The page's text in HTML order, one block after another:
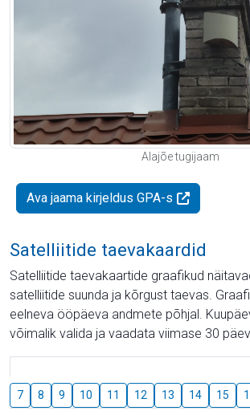
Alajõe tugijaam
Ava jaama kirjeldus GPA-s
Satelliitide taevakaardid
Satelliitide taevakaartide graafikud
satelliitide suunda ja kõrgust taevas.
eelneva ööpäeva andmete põhjal.
võimalik valida ja vaadata viimase 30
7 8 9 10 11 12 13 14 15